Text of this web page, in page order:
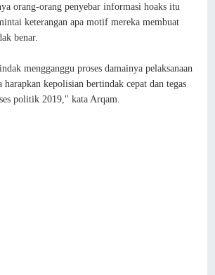
orang-orang penyebar informasi hoaks itu
keterangan apa motif mereka membuat
benar.
mengganggu proses damainya pelaksanaan
kepolisian bertindak cepat dan tegas
politik 2019," kata Arqam.